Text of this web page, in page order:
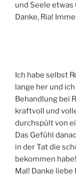
und Seele
Danke, Ria!
Ich habe selbst
lange her und
Behandlung bei
kraftvoll und
durchspült von
Das Gefühl
in der Tat die
bekommen
Mal! Danke liebe